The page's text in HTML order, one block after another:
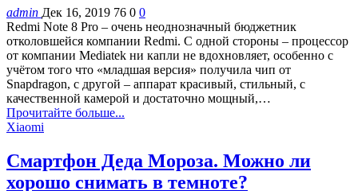
admin Дек 16, 2019 76 0 0
Redmi Note 8 Pro – очень неоднозначный бюджетник
отколовшейся компании Redmi. С одной стороны – процессор
от компании Mediatek ни капли не вдохновляет, особенно с
учётом того что «младшая версия» получила чип от
Snapdragon, с другой – аппарат красивый, стильный, с
качественной камерой и достаточно мощный,…
Прочитайте больше...
Xiaomi
Смартфон Деда Мороза. Можно ли
хорошо снимать в темноте?